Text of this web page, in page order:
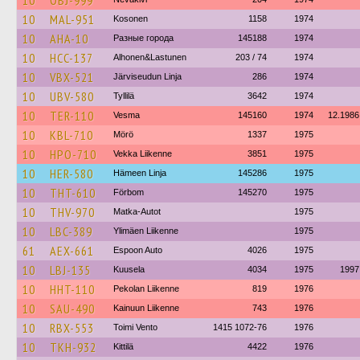
10 MAL-951 Kosonen 1158 1974
10 AHA-10 Разные города 145188 1974
10 HCC-137 Alhonen&Lastunen 203 / 74 1974
10 VBX-521 Järviseudun Linja 286 1974
10 UBV-580 Tyllilä 3642 1974
10 TER-110 Vesma 145160 1974 12.1986
10 KBL-710 Mörö 1337 1975
10 HPO-710 Vekka Liikenne 3851 1975
10 HER-580 Hämeen Linja 145286 1975
10 THT-610 Förbom 145270 1975
10 THV-970 Matka-Autot 1975
10 LBC-389 Ylimäen Liikenne 1975
61 AEX-661 Espoon Auto 4026 1975
10 LBJ-135 Kuusela 4034 1975 1997
10 HHT-110 Pekolan Liikenne 819 1976
10 SAU-490 Kainuun Liikenne 743 1976
10 RBX-553 Toimi Vento 1415 1072-76 1976
10 TKH-932 Kittilä 4422 1976